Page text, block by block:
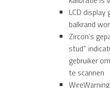
LCD display
balkrand
Zircon’s
stud”
gebruiker
te scannen